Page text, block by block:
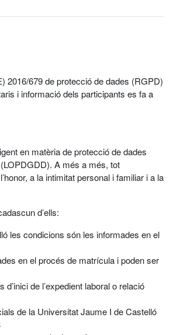
2016/679 de protecció de dades (RGPD)
i informació dels participants es fa a
en matèria de protecció de dades
A més a més, tot
a la intimitat personal i familiar i a la
d’ells:
les condicions són les informades en el
en el procés de matrícula i poden ser
de l’expedient laboral o relació
de la Universitat Jaume I de Castelló